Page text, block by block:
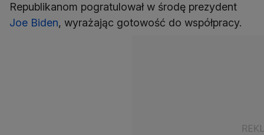
Republikanom pogratulował w środę prezydent
Joe Biden, wyrażając gotowość do współpracy.